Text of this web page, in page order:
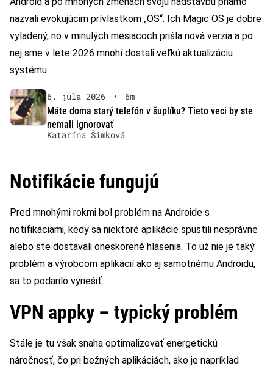
nazvali evokujúcim prívlastkom „OS“. Ich Magic OS je dobre
vyladený, no v minulých mesiacoch prišla nová verzia a po
nej sme v lete 2026 mnohí dostali veľkú aktualizáciu
systému.
6. júla 2026 •
6m
Máte doma starý telefón v šuplíku? Tieto veci by ste
nemali ignorovať
Katarína Šimková
Notifikácie fungujú
Pred mnohými rokmi bol problém na Androide s
notifikáciami, kedy sa niektoré aplikácie spustili nesprávne
alebo ste dostávali oneskorené hlásenia. To už nie je taký
problém a výrobcom aplikácií ako aj samotnému Androidu,
sa to podarilo vyriešiť.
VPN appky – typický problém
Stále je tu však snaha optimalizovať energetickú
náročnosť, čo pri bežných aplikáciách, ako je napríklad